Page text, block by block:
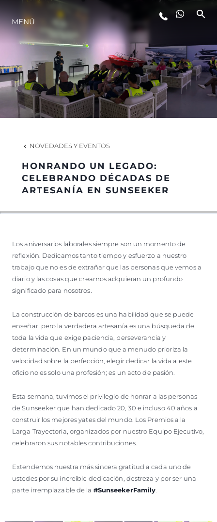
ESTILO DE VIDA
INNOVACIÓN
¿QUIÉNES SOMOS?
EL EQUIPO
HISTORIA
VALORE SU EMBARCACIÓN
MENÚ
NOVEDADES Y EVENTOS
HONRANDO UN LEGADO:
CELEBRANDO DÉCADAS DE
ARTESANÍA EN SUNSEEKER
Los aniversarios laborales siempre son un momento de
reflexión. Dedicamos tanto tiempo y esfuerzo a nuestro
trabajo que no es de extrañar que las personas que vemos a
diario y las cosas que creamos adquieran un profundo
significado para nosotros.
La construcción de barcos es una habilidad que se puede
enseñar, pero la verdadera artesanía es una búsqueda de
toda la vida que exige paciencia, perseverancia y
determinación. En un mundo que a menudo prioriza la
velocidad sobre la perfección, elegir dedicar la vida a este
oficio no es solo una profesión; es un acto de pasión.
Esta semana, tuvimos el privilegio de honrar a las personas
de Sunseeker que han dedicado 20, 30 e incluso 40 años a
construir los mejores yates del mundo. Los Premios a la
Larga Trayectoria, organizados por nuestro Equipo Ejecutivo,
celebraron sus notables contribuciones.
Extendemos nuestra más sincera gratitud a cada uno de
ustedes por su increíble dedicación, destreza y por ser una
parte irremplazable de la #SunseekerFamily